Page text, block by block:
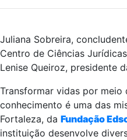
Juliana Sobreira,
Centro de Ciências
Lenise Queiroz, presidente
Transformar vidas por meio
conhecimento é uma das
Fortaleza, da Fundação
instituição desenvolve